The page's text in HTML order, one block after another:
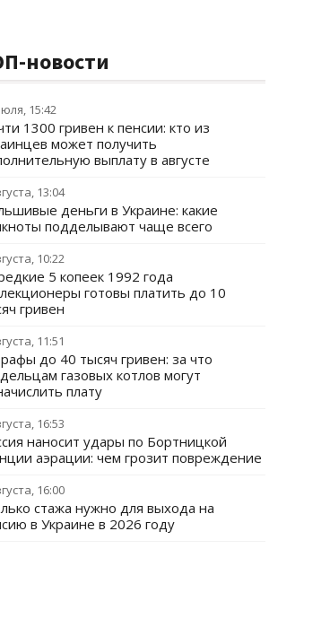
новости
15:42
1300 гривен к пенсии: кто из
может получить
выплату в августе
13:04
деньги в Украине: какие
подделывают чаще всего
10:22
5 копеек 1992 года
готовы платить до 10
гривен
11:51
до 40 тысяч гривен: за что
газовых котлов могут
плату
16:53
наносит удары по Бортницкой
аэрации: чем грозит повреждение
16:00
стажа нужно для выхода на
в Украине в 2026 году